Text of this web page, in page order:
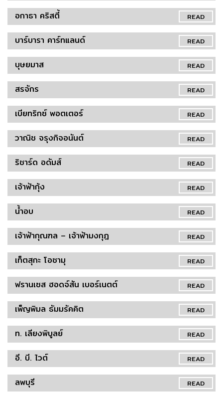
READ
อกาธา คริสตี้
READ
บาร์บารา คาร์ทแลนด์
READ
บุษยมาส
READ
สรจักร
READ
เบียทริกซ์ พอตเตอร์
READ
วาณิช จรุงกิจอนันต์
READ
ริชาร์ด อดัมส์
READ
เจ้าฟ้ากุ้ง
READ
น้ำอบ
READ
เจ้าฟ้ากุณฑล – เจ้าฟ้ามงกุฎ
READ
เท็ตสุกะ โอซามุ
READ
ฟรานเซส ฮอดจ์สัน เบอร์เนตต์
READ
เพ็ญพิมล ธัมมรัคคิต
READ
ท. เลียงพิบูลย์
READ
อี. บี. ไวต์
READ
ลพบุรี